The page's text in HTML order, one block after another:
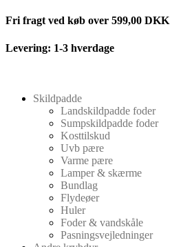
Videre
indhold
Fri fragt ved køb over 599,00 DKK
Levering: 1-3 hverdage
Skildpadde
Landskildpadde foder
Sumpskildpadde foder
Kosttilskud
Uvb pære
Varme pære
Lamper & skærme
Bundlag
Flydeøer
Huler
Foder & vandskåle
Pasningsvejledninger